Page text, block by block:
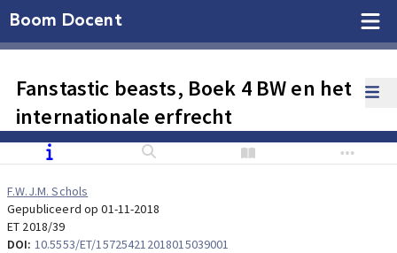
Boom Docent
Fanstastic beasts, Boek 4 BW en het
internationale erfrecht
F.W.J.M. Schols
Gepubliceerd op 01-11-2018
ET 2018/39
DOI: 10.5553/ET/157254212018015039001